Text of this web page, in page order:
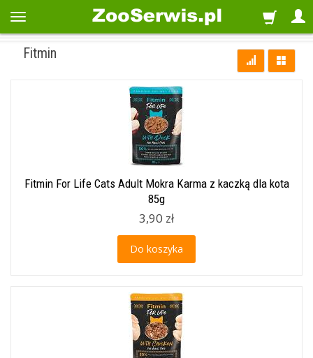
Fitmin
Fitmin For Life Cats Adult Mokra Karma z kaczką dla kota
85g
3,90 zł
Do koszyka